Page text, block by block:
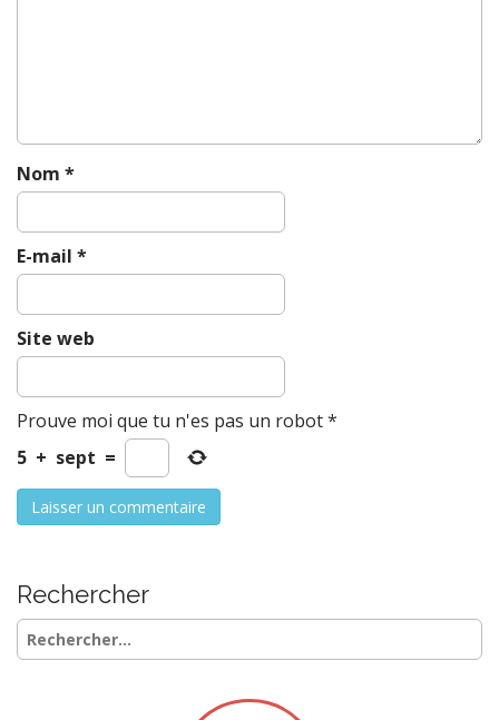
Nom *
E-mail *
Site web
Prouve moi que tu n'es pas un robot*
5 + sept =
Rechercher
Rechercher :